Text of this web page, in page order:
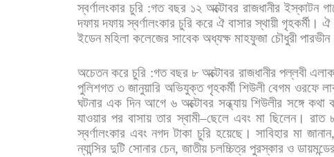
স্বর্ণালংকার চুরি :গত বছর ১২ অক্টোবর রাজধানীর ইস্কাটন
দফায় দফায় স্বর্ণালংকার চুরি করে ঐ বাসার স্থায়ী গৃহকর্মী। ঐ
ইডেন মহিলা কলেজের সাবেক অধ্যক্ষ মাহফুজা চৌধুরী
অচেতন করে চুরি :গত বছর ৮ অক্টোবর রাজধানীর পল্লবী
পুলিশগত ৩ জানুয়ারি অভিযুক্ত গৃহকর্মী শিউলী বেগম ওরফে
ঘটনার এক দিন আগে ৬ অক্টোবর সন্ধ্যায় শিউলীর সঙ্গে কথা
যাওয়ার পর বাসায় তার স্বামী–ছেলে এবং মা ছিলেন। রাত
স্বর্ণালংকার এবং নগদ টাকা চুরি হয়েছে। সাবিহার মা জানান,
ন্যান্সির দুটি সোনার চেন, জাতীয় চলচ্চিত্র পুরস্কার ও